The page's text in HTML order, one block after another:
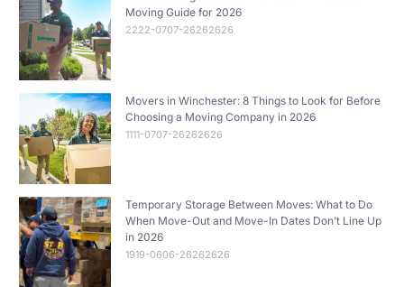
Moving Guide for 2026
2222-0707-26262626
Movers in Winchester: 8 Things to Look for Before
Choosing a Moving Company in 2026
1111-0707-26262626
Temporary Storage Between Moves: What to Do
When Move-Out and Move-In Dates Don’t Line Up
in 2026
1919-0606-26262626